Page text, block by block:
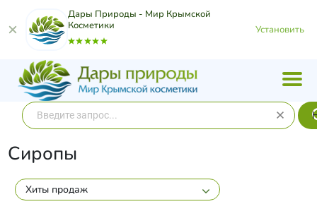
Дары Природы - Мир Крымской
Косметики
Установить
Сиропы
Хиты продаж